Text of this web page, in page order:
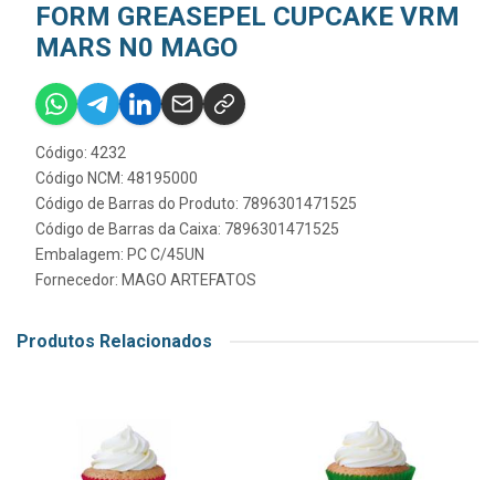
FORM GREASEPEL CUPCAKE VRM
MARS N0 MAGO
Código: 4232
Código NCM: 48195000
Código de Barras do Produto: 7896301471525
Código de Barras da Caixa: 7896301471525
Embalagem: PC C/45UN
Fornecedor: MAGO ARTEFATOS
Produtos Relacionados